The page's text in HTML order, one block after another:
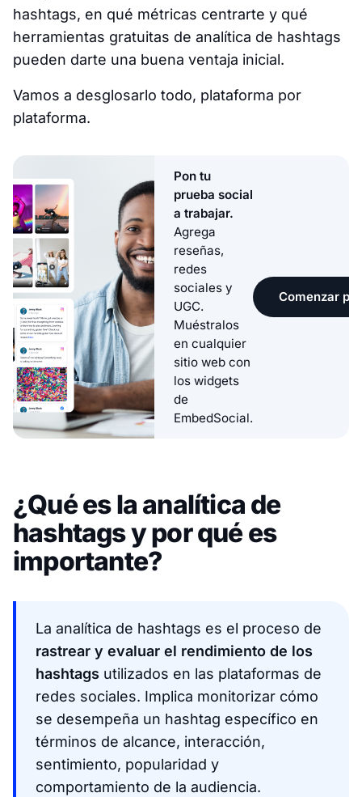
hashtags, en qué métricas centrarte y qué
herramientas gratuitas de analítica de hashtags
pueden darte una buena ventaja inicial.
Vamos a desglosarlo todo, plataforma por
plataforma.
Pon tu
prueba social
a trabajar.
Agrega
reseñas,
redes
sociales y
UGC.
Muéstralos
en cualquier
sitio web con
los widgets
de
EmbedSocial.
Comenzar
¿Qué es la analítica de
hashtags y por qué es
importante?
La analítica de hashtags es el proceso de
rastrear y evaluar el rendimiento de los
hashtags utilizados en las plataformas de
redes sociales. Implica monitorizar cómo
se desempeña un hashtag específico en
términos de alcance, interacción,
sentimiento, popularidad y
comportamiento de la audiencia.